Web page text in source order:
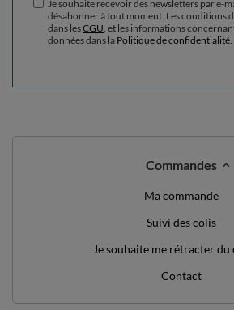
Je souhaite recevoir des newsletters par e-
désabonner à tout moment. Les conditions
dans lesCGU , et les informations
données dans la Politique de confidentialité
Commandes
Ma commande
Suivi des colis
Je souhaite me rétracter
Contact